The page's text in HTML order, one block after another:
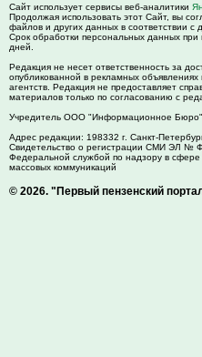
Сайт использует сервисы веб-аналитики
Продолжая использовать этот Сайт, вы
файлов и других данных в соответствии с
Срок обработки персональных данных
дней.
Редакция не несет ответственность за
опубликованной в рекламных
агентств. Редакция не предоставляет
материалов только по согласованию с
Учредитель ООО "Информационное
Адрес редакции: 198332 г. Санкт-
Свидетельство о регистрации СМИ ЭЛ №
Федеральной службой по надзору в
массовых коммуникаций
© 2026. "Первый пензенский